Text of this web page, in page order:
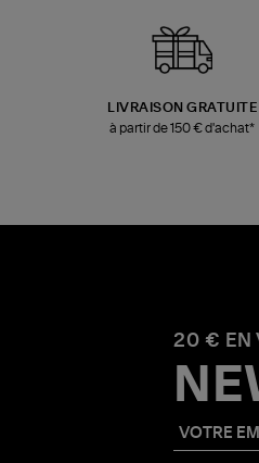
LIVRAISON GRATUITE
à partir de 150 € d'achat*
20 € EN